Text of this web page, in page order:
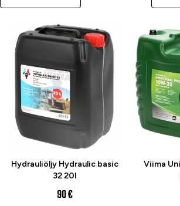
Hydrauliöljy Hydraulic basic
32 20l
90 €
Viima